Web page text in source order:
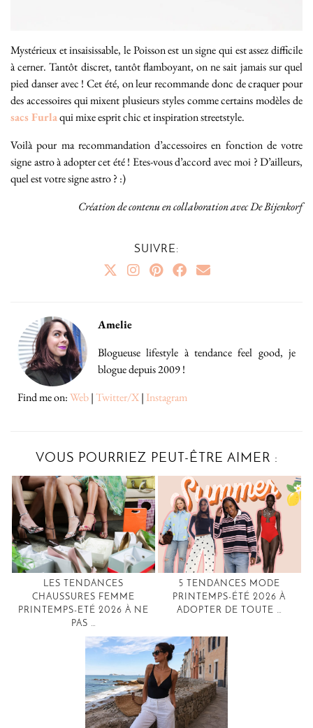
Mystérieux et insaisissable, le Poisson est un signe qui est assez difficile
à cerner. Tantôt discret, tantôt flamboyant, on ne sait jamais sur quel
pied danser avec ! Cet été, on leur recommande donc de craquer pour
des accessoires qui mixent plusieurs styles comme certains modèles de
sacs Furlaqui mixe esprit chic et inspiration streetstyle.
Voilà pour ma recommandation d’accessoires en fonction de votre
signe astro à adopter cet été ! Etes-vous d’accord avec moi ? D’ailleurs,
quel est votre signe astro ? :)
Création de contenu en collaboration avec De Bijenkorf
SUIVRE:
Amelie
Blogueuse lifestyle à tendance feel good, je
blogue depuis 2009 !
Find me on:Web|Twitter/X| Instagram
VOUS POURRIEZ PEUT-ÊTRE AIMER :
LES TENDANCES
CHAUSSURES FEMME
PRINTEMPS-ETÉ 2026 À NE
PAS …
5 TENDANCES MODE
PRINTEMPS-ÉTÉ 2026 À
ADOPTER DE TOUTE …